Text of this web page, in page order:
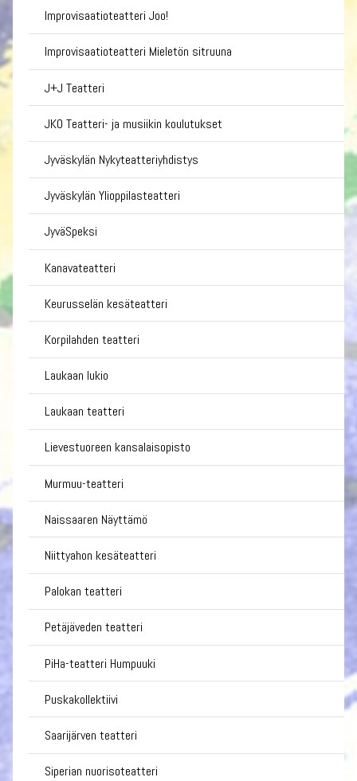
Improvisaatioteatteri Joo!
Improvisaatioteatteri Mieletön sitruuna
J+J Teatteri
JKO Teatteri- ja musiikin koulutukset
Jyväskylän Nykyteatteriyhdistys
Jyväskylän Ylioppilasteatteri
JyväSpeksi
Kanavateatteri
Keurusselän kesäteatteri
Korpilahden teatteri
Laukaan lukio
Laukaan teatteri
Lievestuoreen kansalaisopisto
Murmuu-teatteri
Naissaaren Näyttämö
Niittyahon kesäteatteri
Palokan teatteri
Petäjäveden teatteri
PiHa-teatteri Humpuuki
Puskakollektiivi
Saarijärven teatteri
Siperian nuorisoteatteri